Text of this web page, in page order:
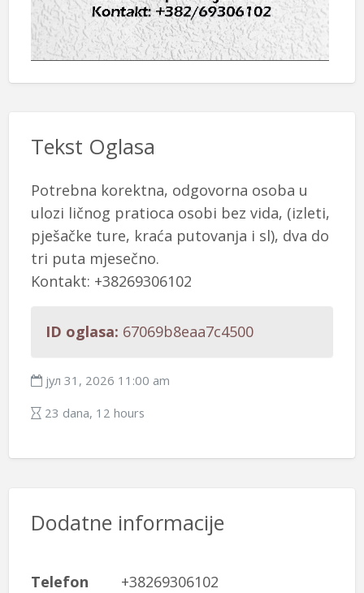
Tekst Oglasa
Potrebna korektna, odgovorna osoba u
ulozi ličnog pratioca osobi bez vida, (izleti,
pješačke ture, kraća putovanja i sl), dva do
tri puta mjesečno.
Kontakt: +38269306102
ID oglasa: 67069b8eaa7c4500
јул 31, 2026 11:00 am
23 dana, 12 hours
Dodatne informacije
Telefon +38269306102